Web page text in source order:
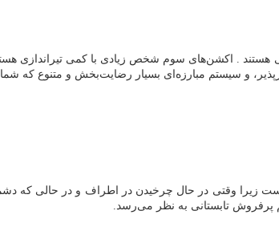
. اکشن‌های سوم شخص زیادی با کمی تیراندازی هستند ،
و سیستم مبارزه‌ای بسیار رضایت‌بخش و متنوع که شما
زیرا وقتی در حال چرخیدن در اطراف و در حالی که
پرفروش تابستانی به نظر می‌رسد.